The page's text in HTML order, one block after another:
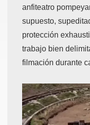
anfiteatro
supuesto,
protección
trabajo bien
filmación durante